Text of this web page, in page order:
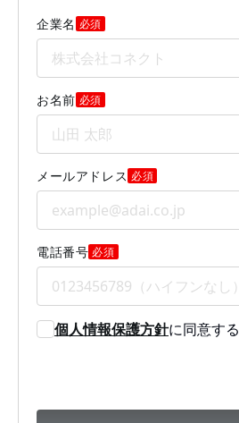
企業名 必須
お名前 必須
メールアドレス 必須
電話番号 必須
個人情報保護方針に同意する